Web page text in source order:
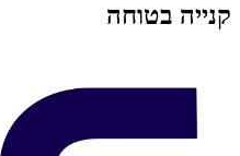
קנייה בטוחה